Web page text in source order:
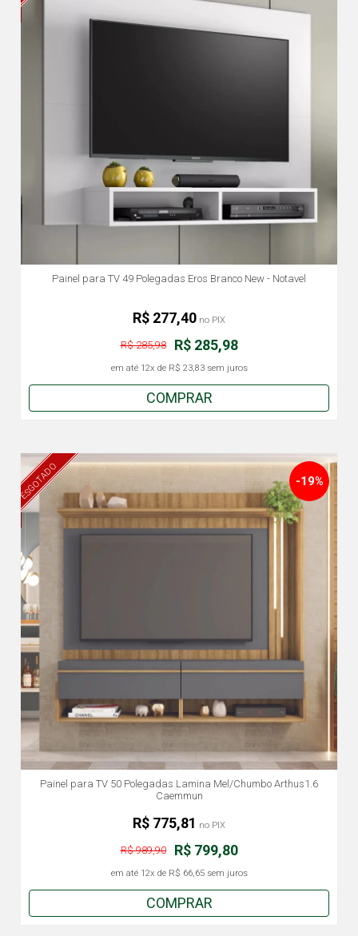
Painel para TV 49 Polegadas Eros Branco New - Notavel
R$ 285,98
R$ 285,98
em até 12x de R$ 23,83sem juros
R$ 277,40 no PIX
COMPRAR
ESGOTADO
Painel para TV 50 Polegadas Lamina Mel/Chumbo Arthus1.6
Caemmun
-19%
R$ 799,80
R$ 989,90
em até 12x de R$ 66,65sem juros
R$ 775,81 no PIX
COMPRAR